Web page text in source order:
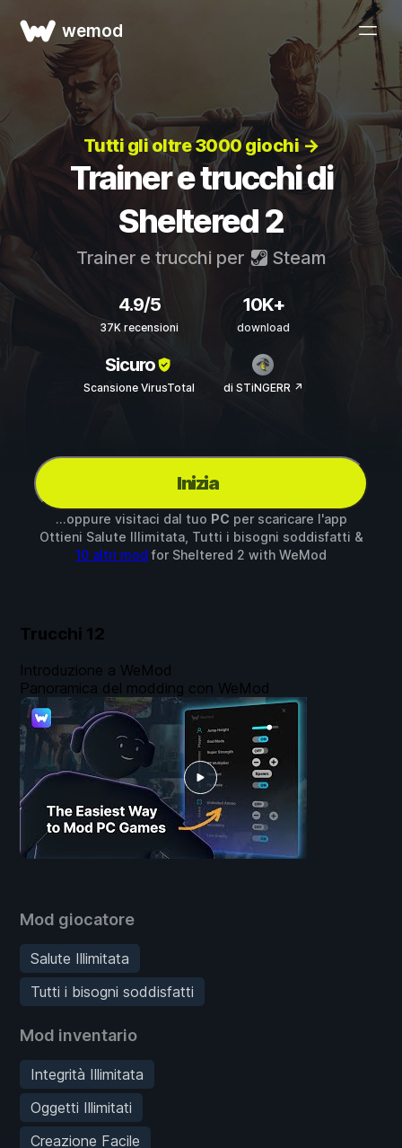
wemod
Tutti gli oltre 3000 giochi →
Trainer e trucchi di
Sheltered 2
Trainer e trucchi per Steam
4.9/5
37K recensioni
10K+
download
Sicuro
Scansione VirusTotal di STiNGERR ↗
Inizia
...oppure visitaci dal tuo PC per scaricare l'app
Ottieni Salute Illimitata, Tutti i bisogni soddisfatti &
10 altri mod for Sheltered 2 with WeMod
Trucchi 12
Mod giocatore
Salute Illimitata
Tutti i bisogni soddisfatti
Mod inventario
Integrità Illimitata
Oggetti Illimitati
Creazione Facile
Introduzione a WeMod
Panoramica del modding con WeMod